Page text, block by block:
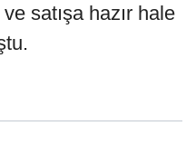
satışa hazır hale